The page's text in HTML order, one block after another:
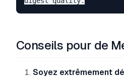
Conseils pour de
Soyez extrêmement